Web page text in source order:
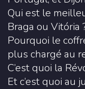
Qui est le
Braga ou Vitória
Pourquoi le
plus chargé au
C’est quoi la
Et c’est quoi au